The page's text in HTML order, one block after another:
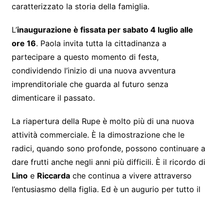
caratterizzato la storia della famiglia.
L’inaugurazione è fissata per sabato 4 luglio alle
ore 16. Paola invita tutta la cittadinanza a
partecipare a questo momento di festa,
condividendo l’inizio di una nuova avventura
imprenditoriale che guarda al futuro senza
dimenticare il passato.
La riapertura della Rupe è molto più di una nuova
attività commerciale. È la dimostrazione che le
radici, quando sono profonde, possono continuare a
dare frutti anche negli anni più difficili. È il ricordo di
Linoe Riccardache continua a vivere attraverso
l’entusiasmo della figlia. Ed è un augurio per tutto il